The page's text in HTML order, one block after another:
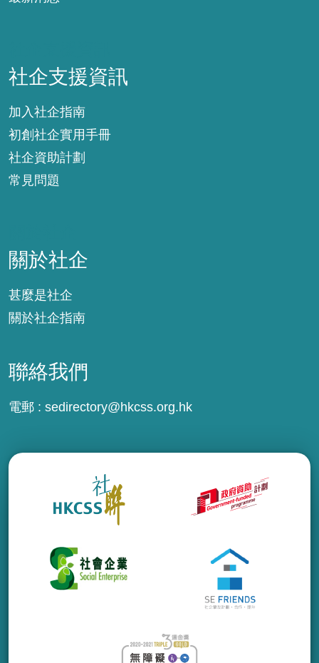
社企支援資訊
加入社企指南
初創社企實用手冊
社企資助計劃
常見問題
關於社企
甚麼是社企
關於社企指南
聯絡我們
電郵 : sedirectory@hkcss.org.hk